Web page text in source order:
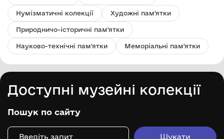
Нумізматичні колекції Художні пам'ятки
Природничо-історичні пам'ятки
Науково-технічні пам'ятки Меморіальні пам'ятки
Доступні музейні колекції
Пошук по сайту